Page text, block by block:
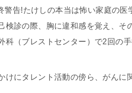
警告!たけしの本当は怖い家庭の
検診の際、胸に違和感を覚え、
科（ブレストセンター）で2回の
けにタレント活動の傍ら、がんに